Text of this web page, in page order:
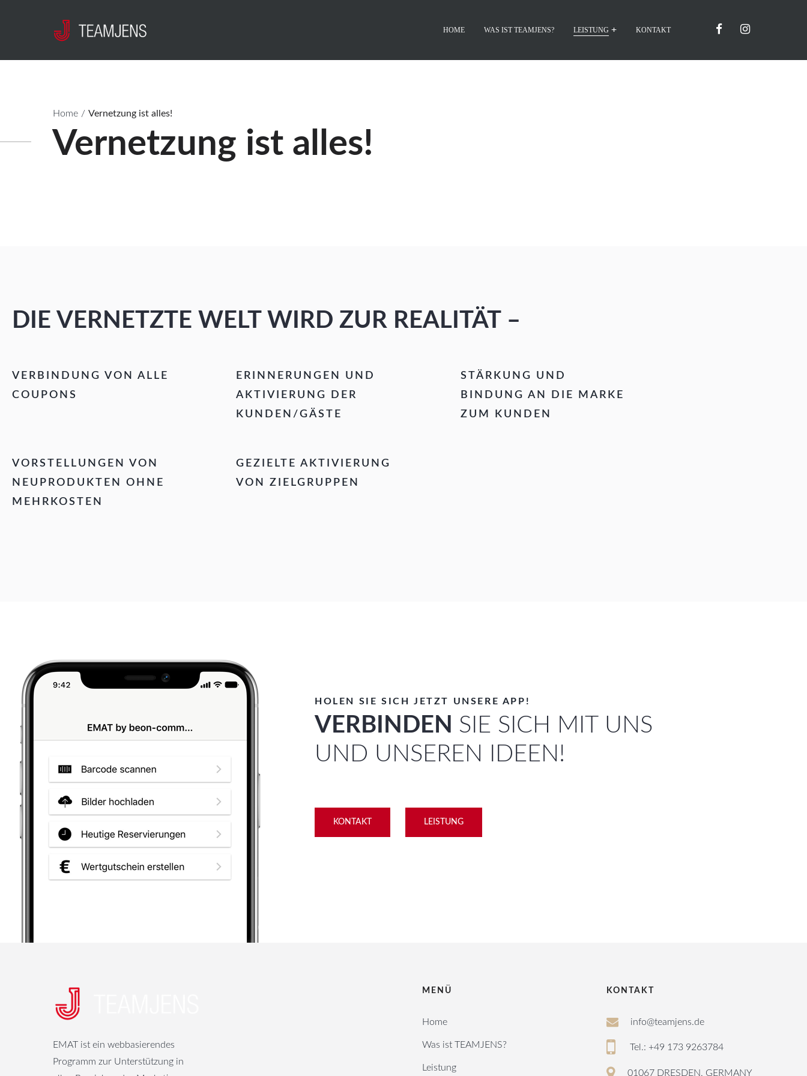
HOME WAS IST TEAMJENS? LEISTUNG KONTAKT
Home / Vernetzung ist alles!
Vernetzung ist alles!
DIE VERNETZTE WELT WIRD ZUR REALITÄT –
VERBINDUNG VON ALLE
COUPONS
ERINNERUNGEN UND
AKTIVIERUNG DER
KUNDEN/GÄSTE
STÄRKUNG UND
BINDUNG AN DIE MARKE
ZUM KUNDEN
VORSTELLUNGEN VON
NEUPRODUKTEN OHNE
MEHRKOSTEN
GEZIELTE AKTIVIERUNG
VON ZIELGRUPPEN
HOLEN SIE SICH JETZT UNSERE APP!
VERBINDEN SIE SICH MIT UNS
UND UNSEREN IDEEN!
KONTAKT LEISTUNG
EMAT ist ein webbasierendes
Programm zur Unterstützung in
MENÜ
Home
Was ist TEAMJENS?
Leistung
KONTAKT
info@teamjens.de
Tel.: +49 173 9263784
01067 DRESDEN, GERMANY